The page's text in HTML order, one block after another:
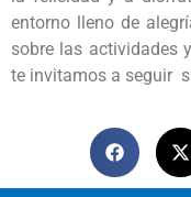
entorno lleno de
sobre las actividades
te invitamos a seguir